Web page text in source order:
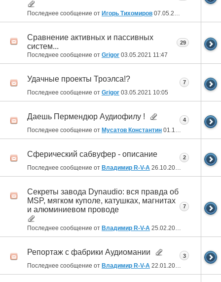
Последнее сообщение от Игорь Тихомиров 07.05.2021
Сравнение активных и пассивных
систем...
Последнее сообщение от Grigor 03.05.2021 11:47
29
Удачные проекты Троэлса!?
Последнее сообщение от Grigor 03.05.2021 10:05
7
Даешь Пермендюр Аудиофилу !
Последнее сообщение от Мусатов Константин 01.12.2020 20:24
4
Сферический сабвуфер - описание
Последнее сообщение от Владимир R-V-A 26.10.2020
2
Секреты завода Dynaudio: вся правда об
MSP, мягком куполе, катушках, магнитах
и алюминиевом проводе
Последнее сообщение от Владимир R-V-A 25.02.2020
7
Репортаж с фабрики Аудиомании
Последнее сообщение от Владимир R-V-A 22.01.2020
3